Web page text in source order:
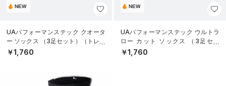
NEW
UAパフォーマンステック クオータ
ー ソックス （3足セット）（トレー
ニング/UNISEX）
￥1,760
NEW
UAパフォーマンステック ウルトラ
ロー カット ソックス （3足セッ
ト）（トレーニング/UNISEX）
￥1,760